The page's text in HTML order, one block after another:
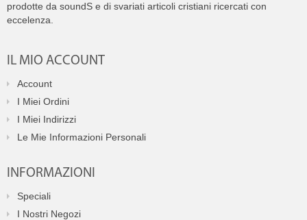
prodotte da soundS e di svariati articoli cristiani ricercati con
eccelenza.
IL MIO ACCOUNT
Account
I Miei Ordini
I Miei Indirizzi
Le Mie Informazioni Personali
INFORMAZIONI
Speciali
I Nostri Negozi